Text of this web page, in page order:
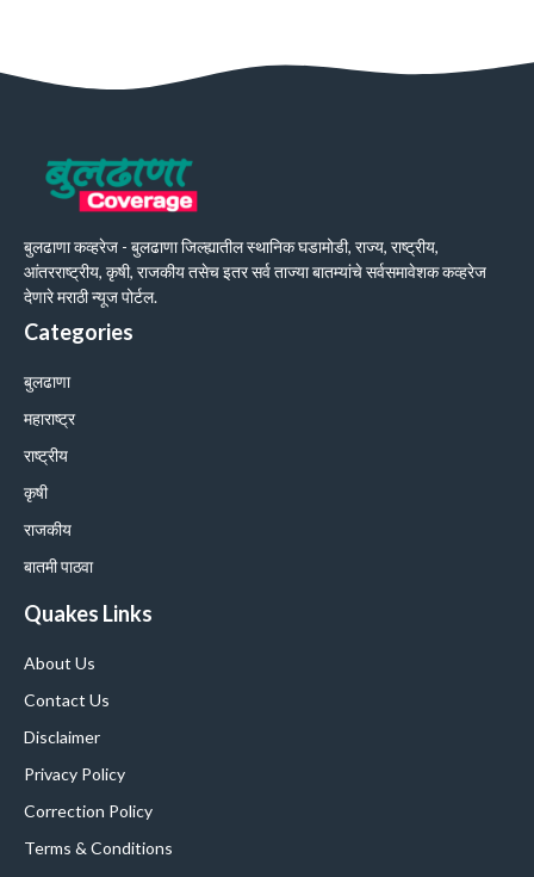
बुलढाणा कव्हरेज - बुलढाणा जिल्ह्यातील स्थानिक घडामोडी, राज्य, राष्ट्रीय,
आंतरराष्ट्रीय, कृषी, राजकीय तसेच इतर सर्व ताज्या बातम्यांचे सर्वसमावेशक कव्हरेज
देणारे मराठी न्यूज पोर्टल.
Categories
बुलढाणा
महाराष्ट्र
राष्ट्रीय
कृषी
राजकीय
बातमी पाठवा
Quakes Links
About Us
Contact Us
Disclaimer
Privacy Policy
Correction Policy
Terms & Conditions